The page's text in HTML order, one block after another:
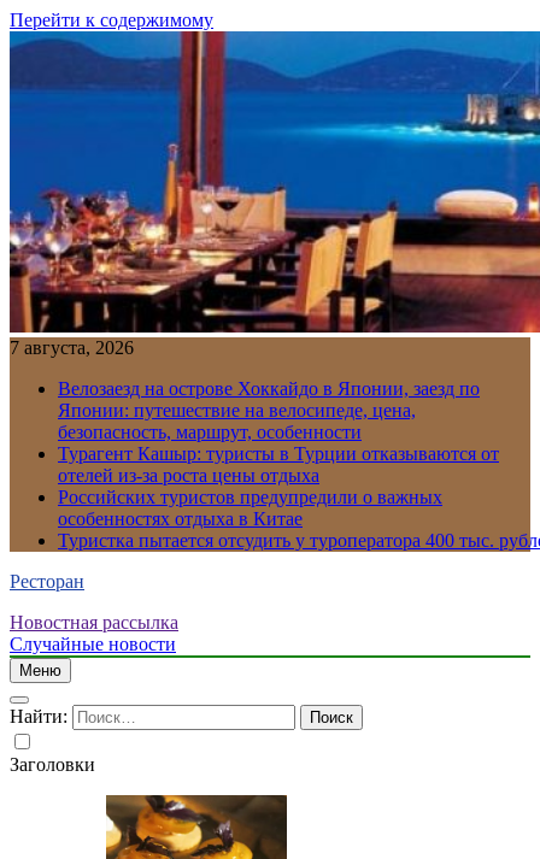
Перейти к содержимому
7 августа, 2026
Велозаезд на острове Хоккайдо в Японии, заезд по
Японии: путешествие на велосипеде, цена,
безопасность, маршрут, особенности
Турагент Кашыр: туристы в Турции отказываются от
отелей из-за роста цены отдыха
Российских туристов предупредили о важных
особенностях отдыха в Китае
Туристка пытается отсудить у туроператора 400 тыс.
Ресторан
Новостная рассылка
Случайные новости
Меню
Найти:
Заголовки